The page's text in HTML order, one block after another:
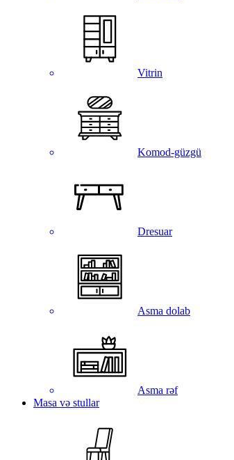
Vitrin
Komod-güzgü
Dresuar
Asma dolab
Asma rəf
Masa və stullar